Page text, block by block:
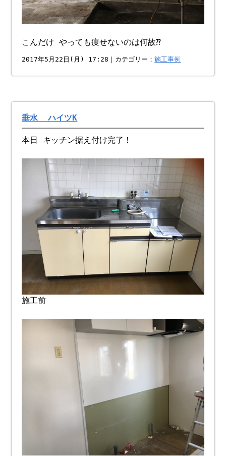
こんだけ やっても痩せないのは何故⁇
2017年5月22日(月) 17:28｜カテゴリー：施工事例
垂水 ハイツK
本日 キッチン据え付け完了！
施工前